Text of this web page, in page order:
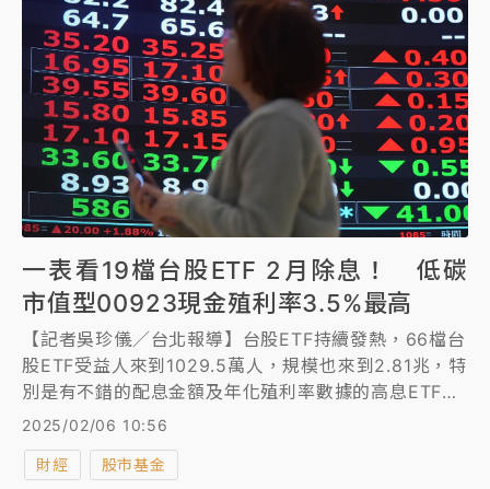
一表看19檔台股ETF 2月除息！ 低碳
市值型00923現金殖利率3.5%最高
【記者吳珍儀／台北報導】台股ETF持續發熱，66檔台
股ETF受益人來到1029.5萬人，規模也來到2.81兆，特
別是有不錯的配息金額及年化殖利率數據的高息ETF更
是受投資人青睞。統計2月份即將除息的共有19檔台股
ESG低碳50單次現金配息殖利率預估近3.53%最高。
2025/02/06 10:56
財經 股市基金